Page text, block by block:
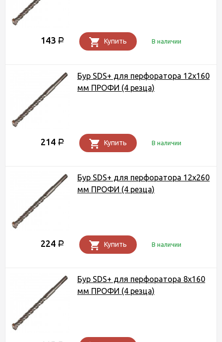
143 Р Купить В наличии
Бур SDS+ для перфоратора 12х160
мм ПРОФИ (4 резца)
214 Р Купить В наличии
Бур SDS+ для перфоратора 12х260
мм ПРОФИ (4 резца)
224 Р Купить В наличии
Бур SDS+ для перфоратора 8х160
мм ПРОФИ (4 резца)